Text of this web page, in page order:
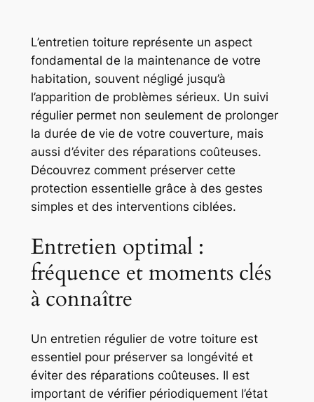
L’entretien toiture représente un aspect
fondamental de la maintenance de votre
habitation, souvent négligé jusqu’à
l’apparition de problèmes sérieux. Un suivi
régulier permet non seulement de prolonger
la durée de vie de votre couverture, mais
aussi d’éviter des réparations coûteuses.
Découvrez comment préserver cette
protection essentielle grâce à des gestes
simples et des interventions ciblées.
Entretien optimal :
fréquence et moments clés
à connaître
Un entretien régulier de votre toiture est
essentiel pour préserver sa longévité et
éviter des réparations coûteuses. Il est
important de vérifier périodiquement l’état